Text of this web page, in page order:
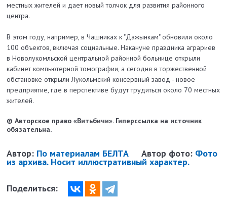
местных жителей и дает новый толчок для развития районного
центра.
В этом году, например, в Чашниках к "Дажынкам" обновили около
100 объектов, включая социальные. Накануне праздника аграриев
в Новолукомльской центральной районной больнице открыли
кабинет компьютерной томографии, а сегодня в торжественной
обстановке открыли Лукольмский консервный завод - новое
предприятие, где в перспективе будут трудиться около 70 местных
жителей.
© Авторское право «Витьбичи». Гиперссылка на источник
обязательна.
Автор: По материалам БЕЛТА Автор фото: Фото
из архива. Носит иллюстративный характер.
Поделиться: